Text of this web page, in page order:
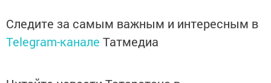
Следите за самым важным и интересным в
Telegram-канале Татмедиа